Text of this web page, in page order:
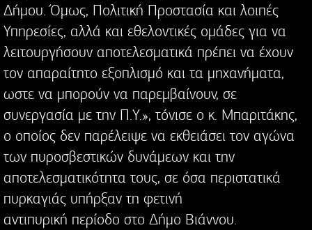
Δήμου. Όμως, Πολιτική Προστασία και λοιπές
Υπηρεσίες, αλλά και εθελοντικές ομάδες για να
λειτουργήσουν αποτελεσματικά πρέπει να έχουν
τον απαραίτητο εξοπλισμό και τα μηχανήματα,
ωστε να μπορούν να παρεμβαίνουν, σε
συνεργασία με την Π.Υ.», τόνισε ο κ. Μπαριτάκης,
ο οποίος δεν παρέλειψε να εκθειάσει τον αγώνα
των πυροσβεστικών δυνάμεων και την
αποτελεσματικότητα τους, σε όσα περιστατικά
πυρκαγιάς υπήρξαν τη φετινή
αντιπυρική περίοδο στο Δήμο Βιάννου.